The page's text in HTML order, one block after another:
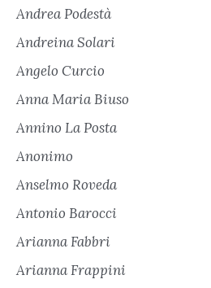
Andrea Podestà
Andreina Solari
Angelo Curcio
Anna Maria Biuso
Annino La Posta
Anonimo
Anselmo Roveda
Antonio Barocci
Arianna Fabbri
Arianna Frappini